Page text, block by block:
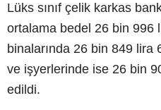
Lüks sınıf çelik karkas
ortalama bedel 26 bin 996
binalarında 26 bin 849
ve işyerlerinde ise 26 bin
edildi.